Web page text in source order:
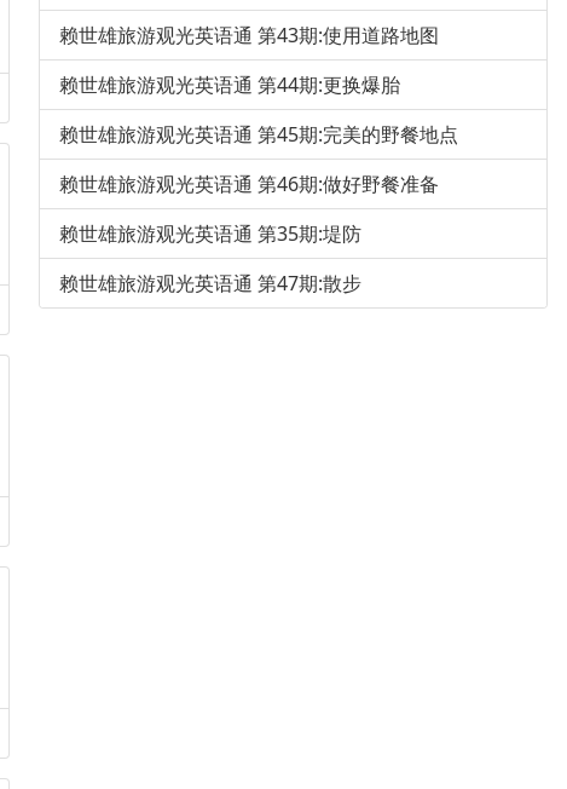
赖世雄旅游观光英语通 第43期:使用道路地图
赖世雄旅游观光英语通 第44期:更换爆胎
赖世雄旅游观光英语通 第45期:完美的野餐地点
赖世雄旅游观光英语通 第46期:做好野餐准备
赖世雄旅游观光英语通 第35期:堤防
赖世雄旅游观光英语通 第47期:散步